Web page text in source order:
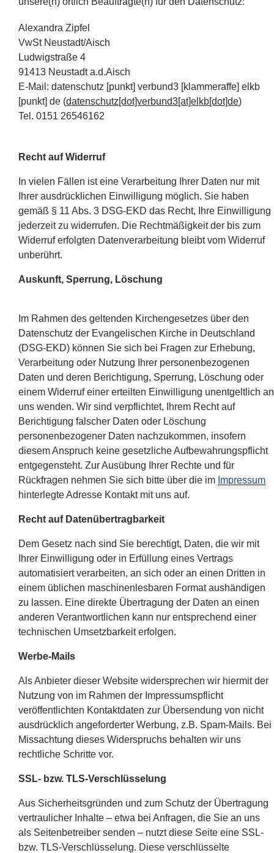
Alexandra Zipfel
VwSt Neustadt/Aisch
Ludwigstraße 4
91413 Neustadt a.d.Aisch
E-Mail: datenschutz [punkt] verbund3 [klammeraffe] elkb
[punkt] de (datenschutz[dot]verbund3[at]elkb[dot]de)
Tel. 0151 26546162
Recht auf Widerruf
In vielen Fällen ist eine Verarbeitung Ihrer Daten nur mit
Ihrer ausdrücklichen Einwilligung möglich. Sie haben
gemäß § 11 Abs. 3 DSG-EKD das Recht, Ihre Einwilligung
jederzeit zu widerrufen. Die Rechtmäßigkeit der bis zum
Widerruf erfolgten Datenverarbeitung bleibt vom Widerruf
unberührt.
Auskunft, Sperrung, Löschung
Im Rahmen des geltenden Kirchengesetzes über den
Datenschutz der Evangelischen Kirche in Deutschland
(DSG-EKD) können Sie sich bei Fragen zur Erhebung,
Verarbeitung oder Nutzung Ihrer personenbezogenen
Daten und deren Berichtigung, Sperrung, Löschung oder
einem Widerruf einer erteilten Einwilligung unentgeltlich an
uns wenden. Wir sind verpflichtet, Ihrem Recht auf
Berichtigung falscher Daten oder Löschung
personenbezogener Daten nachzukommen, insofern
diesem Anspruch keine gesetzliche Aufbewahrungspflicht
entgegensteht. Zur Ausübung Ihrer Rechte und für
Rückfragen nehmen Sie sich bitte über die im Impressum
hinterlegte Adresse Kontakt mit uns auf.
Recht auf Datenübertragbarkeit
Dem Gesetz nach sind Sie berechtigt, Daten, die wir mit
Ihrer Einwilligung oder in Erfüllung eines Vertrags
automatisiert verarbeiten, an sich oder an einen Dritten in
einem üblichen maschinenlesbaren Format aushändigen
zu lassen. Eine direkte Übertragung der Daten an einen
anderen Verantwortlichen kann nur entsprechend einer
technischen Umsetzbarkeit erfolgen.
Werbe-Mails
Als Anbieter dieser Website widersprechen wir hiermit der
Nutzung von im Rahmen der Impressumspflicht
veröffentlichten Kontaktdaten zur Übersendung von nicht
ausdrücklich angeforderter Werbung, z.B. Spam-Mails. Bei
Missachtung dieses Widerspruchs behalten wir uns
rechtliche Schritte vor.
SSL- bzw. TLS-Verschlüsselung
Aus Sicherheitsgründen und zum Schutz der Übertragung
vertraulicher Inhalte – etwa bei Anfragen, die Sie an uns
als Seitenbetreiber senden – nutzt diese Seite eine SSL-
bzw. TLS-Verschlüsselung. Diese verschlüsselte